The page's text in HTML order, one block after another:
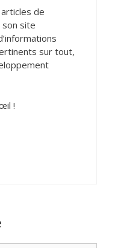
de
site
sur tout,
!